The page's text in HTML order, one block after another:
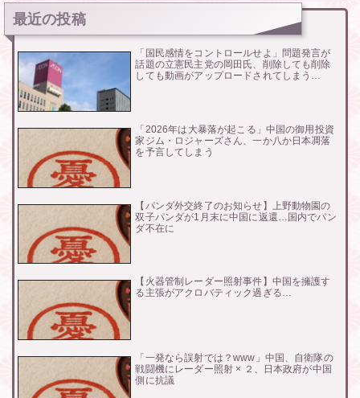
最近の投稿
「国民感情をコントロールせよ」問題発言が
話題の立憲民主党の岡田氏、削除しても削除
しても動画がアップロードされてしまう…
「2026年は大暴落が起こる」中国の御用投資
家ジム・ロジャーズさん、一か八か日本凋落
を予言してしまう
【パンダ外交終了のお知らせ】上野動物園の
双子パンダが1月末に中国に返還…国内でパン
ダ不在に
【火器管制レーダー照射事件】中国を擁護す
る主張がアクロバティック過ぎる…
「一発なら誤射では？www」中国、自衛隊の
戦闘機にレーダー照射 × ２、日本政府が中国
側に抗議